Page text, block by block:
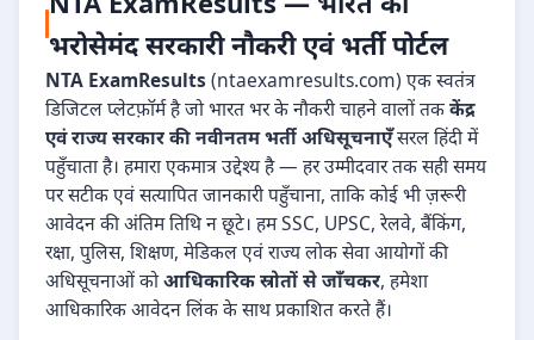
भरोसेमंद सरकारी नौकरी एवं भर्ती पोर्टल
NTA ExamResults (ntaexamresults.com) एक स्वतंत्र
डिजिटल प्लेटफ़ॉर्म है जो भारत भर के नौकरी चाहने वालों तककेंद्र
एवं राज्य सरकार की नवीनतम भर्ती अधिसूचनाएँसरल हिंदी में
पहुँचाता है। हमारा एकमात्र उद्देश्य है — हर उम्मीदवार तक सही समय
पर सटीक एवं सत्यापित जानकारी पहुँचाना, ताकि कोई भी ज़रूरी
आवेदन की अंतिम तिथि न छूटे। हम SSC, UPSC, रेलवे, बैंकिंग,
रक्षा, पुलिस, शिक्षण, मेडिकल एवं राज्य लोक सेवा आयोगों की
अधिसूचनाओं कोआधिकारिक स्रोतों से जाँचकर, हमेशा
आधिकारिक आवेदन लिंक के साथ प्रकाशित करते हैं।